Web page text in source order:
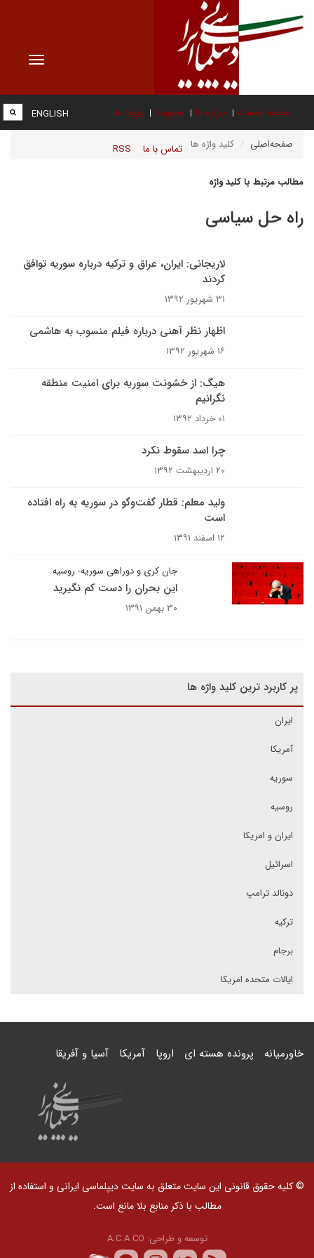
Toggle
صفحه نخست درباره ما عضویت پیوند ها
تماس با ما RSS
ENGLISH
صفحه‌اصلی کلید واژه ها
مطالب مرتبط با کلید واژه
راه حل سیاسی
لاریجانی: ایران، عراق و ترکیه درباره سوریه توافق
کردند
۳۱ شهریور ۱۳۹۲
اظهار نظر آهنی درباره فیلم منسوب به هاشمی
۱۶ شهریور ۱۳۹۲
هیگ: از خشونت سوریه برای امنیت منطقه
نگرانیم
۰۱ خرداد ۱۳۹۲
چرا اسد سقوط نکرد
۲۰ اردیبهشت ۱۳۹۲
ولید معلم: قطار گفت‌وگو در سوریه به راه افتاده
است
۱۲ اسفند ۱۳۹۱
جان کری و دوراهی سوریه- روسیه
این بحران را دست کم نگیرید
۳۰ بهمن ۱۳۹۱
پر کاربرد ترین کلید واژه ها
ایران
آمریکا
سوریه
روسیه
ایران و امریکا
اسرائیل
دونالد ترامپ
ترکیه
برجام
ایالات متحده امریکا
خاورمیانه پرونده هسته ای اروپا آمریکا آسیا و آفریقا
© کلیه حقوق قانونی این سایت متعلق به سایت دیپلماسی ایرانی و استفاده از
مطالب با ذکر منابع بلا مانع است.
توسعه و طراحی: A.C.A CO